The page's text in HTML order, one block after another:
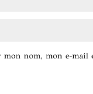
mon nom, mon e-mail